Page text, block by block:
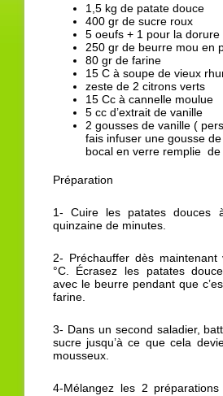
1,5 kg de patate douce
400 gr de sucre roux
5 oeufs + 1 pour la dorure
250 gr de beurre mou en
80 gr de farine
15 C à soupe de vieux
zeste de 2 citrons verts
15 Cc à cannelle moulue
5 cc d’extrait de vanille
2 gousses de vanille (
fais infuser une gousse
bocal en verre remplie de
Préparation
1- Cuire les patates douces
quinzaine de minutes.
2- Préchauffer dès
°C. Écrasez les patates
avec le beurre pendant que
farine.
3- Dans un second saladier,
sucre jusqu’à ce que cela
mousseux.
4-Mélangez les 2